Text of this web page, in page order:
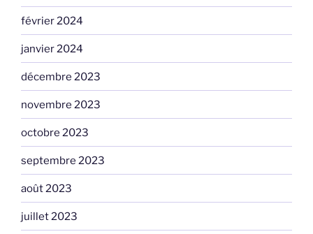
février 2024
janvier 2024
décembre 2023
novembre 2023
octobre 2023
septembre 2023
août 2023
juillet 2023